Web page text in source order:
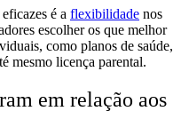
é a flexibilidade nos
escolher os que melhor
como planos de saúde,
mesmo licença parental.
em relação aos